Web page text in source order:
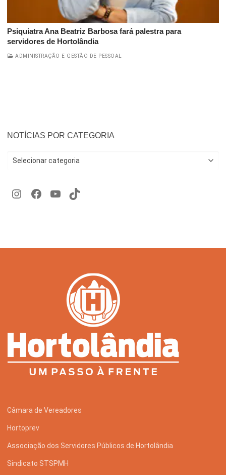
Psiquiatra Ana Beatriz Barbosa fará palestra para
servidores de Hortolândia
ADMINISTRAÇÃO E GESTÃO DE PESSOAL
NOTÍCIAS POR CATEGORIA
Câmara de Vereadores
Hortoprev
Associação dos Servidores Públicos de Hortolândia
Sindicato STSPMH